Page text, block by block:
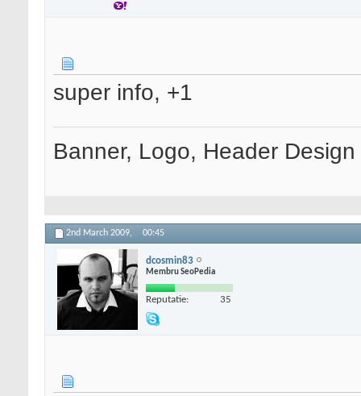
super info, +1
Banner, Logo, Header
2nd March 2009, 00:45
dcosmin83
Membru SeoPedia
Reputatie: 35